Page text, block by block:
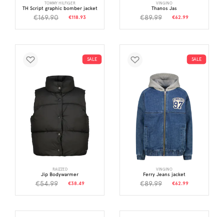
TOMMY HILFIGER
TH Script graphic bomber jacket
€169.90 €118.93
VINGINO
Thanos Jas
€89.99 €62.99
SALE
RAIZZED
Jip Bodywarmer
€54.99 €38.49
SALE
VINGINO
Ferry Jeans jacket
€89.99 €62.99